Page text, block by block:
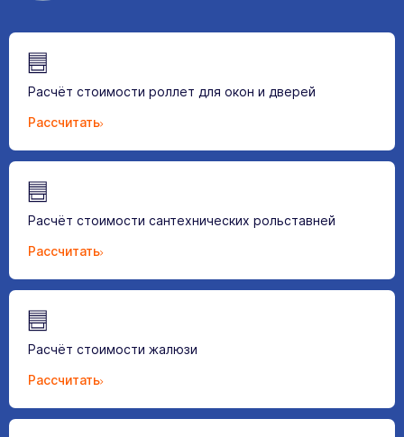
Расчёт стоимости роллет для окон и дверей
Рассчитать
Расчёт стоимости сантехнических рольставней
Рассчитать
Расчёт стоимости жалюзи
Рассчитать